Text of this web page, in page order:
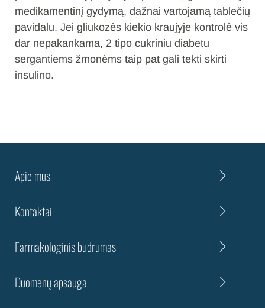
medikamentinį gydymą, dažnai vartojamą tablečių
pavidalu. Jei gliukozės kiekio kraujyje kontrolė vis
dar nepakankama, 2 tipo cukriniu diabetu
sergantiems žmonėms taip pat gali tekti skirti
insulino.
Apie mus
Kontaktai
Farmakologinis budrumas
Duomenų apsauga